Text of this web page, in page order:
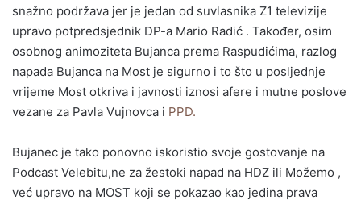
snažno podržava jer je jedan od suvlasnika Z1 televizije
upravo potpredsjednik DP-a Mario Radić . Također, osim
osobnog animoziteta Bujanca prema Raspudićima, razlog
napada Bujanca na Most je sigurno i to što u posljednje
vrijeme Most otkriva i javnosti iznosi afere i mutne poslove
vezane za Pavla Vujnovca i PPD.
Bujanec je tako ponovno iskoristio svoje gostovanje na
Podcast Velebitu,ne za žestoki napad na HDZ ili Možemo ,
već upravo na MOST koji se pokazao kao jedina prava